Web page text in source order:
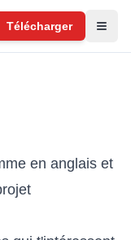
Télécharger
en anglais et